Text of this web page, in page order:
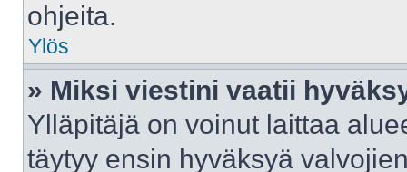
ohjeita.
Ylös
» Miksi viestini vaatii
Ylläpitäjä on voinut laittaa
täytyy ensin hyväksyä